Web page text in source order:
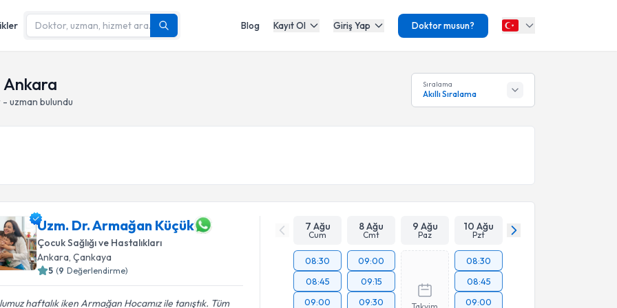
Blog Kayıt Ol Giriş Yap Doktor musun?
Ankara
uzman bulundu
Sıralama
Akıllı Sıralama
Uzm. Dr. Armağan Küçük
Çocuk Sağlığı ve Hastalıkları
Ankara, Çankaya
5 (9 Değerlendirme)
haftalık iken Armağan Hocamız ile tanıştık. Tüm
7 Ağu
Cum
8 Ağu
Cmt
9 Ağu
Paz
10 Ağu
Pzt
08:30
08:45
09:00
09:00
09:15
09:30
08:30
08:45
09:00